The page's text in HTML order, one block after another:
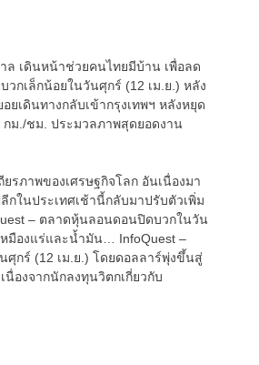
ล เดินหน้าช่วยคนไทยมีบ้าน เพื่อลด
กเล็กน้อยในวันศุกร์ (12 เม.ย.) หลัง
เดินทางกลับเข้ากรุงเทพฯ หลังหยุด
กม./ชม. ประมวลภาพสุดยอดงาน
รภาพของเศรษฐกิจโลก อันเนื่องมา
ในประเทศเช้านี้กลับมาปรับตัวเพิ่ม
– ตลาดหุ้นลอนดอนปิดบวกในวัน
มืองแร่และน้ำมัน… InfoQuest –
ศุกร์ (12 เม.ย.) โดยดอลลาร์พุ่งขึ้นสู่
องจากนักลงทุนวิตกเกี่ยวกับ